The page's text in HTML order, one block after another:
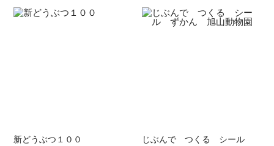
新どうぶつ１００
じぶんで つくる シール